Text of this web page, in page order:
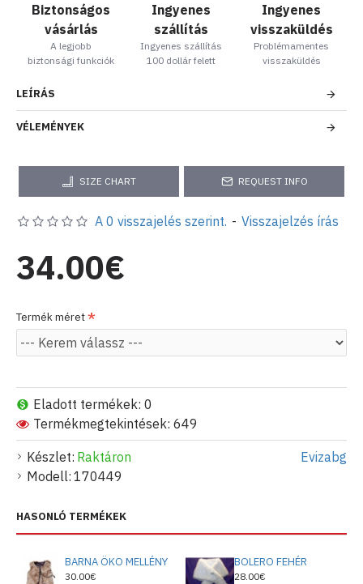
Biztonságos
vásárlás
A legjobb
biztonsági funkciók
Ingyenes
szállítás
Ingyenes szállítás
100 dollár felett
Ingyenes
visszaküldés
Problémamentes
visszaküldés
LEÍRÁS
VÉLEMÉNYEK
SIZE CHART REQUEST INFO
Készlet: Raktáron
Modell: 170449
Evizabg
Eladott termékek: 0
Termékmegtekintések: 649
A 0 visszajelés szerint. - Visszajelzés írás
34.00€
Termék méret
HASONLÓ TERMÉKEK
BARNA ÖKO MELLÉNY
30.00€
BOLERO FEHÉR
28.00€